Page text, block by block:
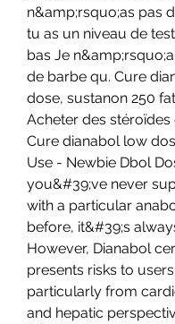
n&amp;rsquo;as pas
tu as un niveau de
bas Je
de barbe qu. Cure
dose, sustanon 250
Acheter des stéroïdes
Cure dianabol low
Use - Newbie Dbol
you&#39;ve never
with a particular
before, it&#39;s
However, Dianabol
presents risks to
particularly from
and hepatic